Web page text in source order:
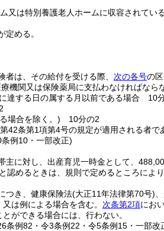
又は特別養護老人ホームに収容されてい
める。
は、その給付を受ける際、 次の各号の
機関又は保険薬局に支払わなければなら
達する日の属する月以前である場合 10
場合を除く。) 10分の2
第42条第1項第4号の規定が適用される者
例10・一部改正)
に対し、出産育児一時金として、
認めるときは、規則で定めるところによ
つき、健康保険法(大正11年法律第70号)
は例による場合を含む。 次条第2項にお
ができる場合には、行わない。
条例82・令3条例22・令5条例15・一部改